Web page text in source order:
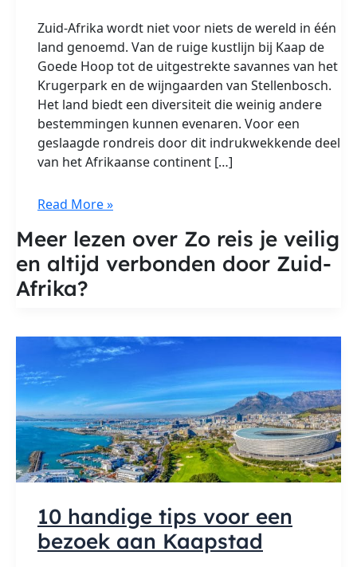
Zuid-Afrika wordt niet voor niets de wereld in één
land genoemd. Van de ruige kustlijn bij Kaap de
Goede Hoop tot de uitgestrekte savannes van het
Krugerpark en de wijngaarden van Stellenbosch.
Het land biedt een diversiteit die weinig andere
bestemmingen kunnen evenaren. Voor een
geslaagde rondreis door dit indrukwekkende deel
van het Afrikaanse continent […]
Zo
je
veilig
en
altijd
door
Afrika
Read More »
Meer lezen over Zo reis je veilig
en altijd verbonden door Zuid-
Afrika?
10 handige tips voor een
bezoek aan Kaapstad